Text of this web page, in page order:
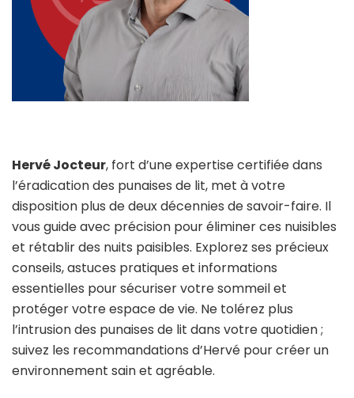
Hervé Jocteur, fort d’une expertise certifiée dans
l’éradication des punaises de lit, met à votre
disposition plus de deux décennies de savoir-faire. Il
vous guide avec précision pour éliminer ces nuisibles
et rétablir des nuits paisibles. Explorez ses précieux
conseils, astuces pratiques et informations
essentielles pour sécuriser votre sommeil et
protéger votre espace de vie. Ne tolérez plus
l’intrusion des punaises de lit dans votre quotidien ;
suivez les recommandations d’Hervé pour créer un
environnement sain et agréable.